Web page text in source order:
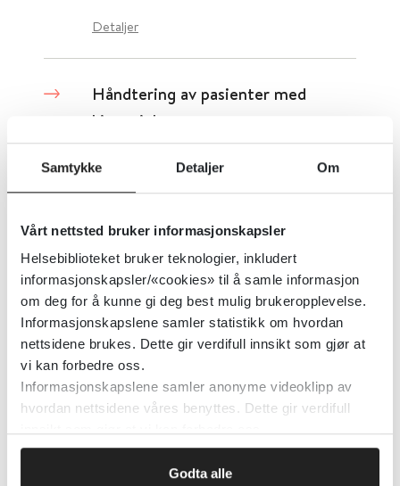
Samtykke Detaljer Om
Vårt nettsted bruker informasjonskapsler
Helsebiblioteket bruker teknologier, inkludert
informasjonskapsler/«cookies» til å samle informasjon
om deg for å kunne gi deg best mulig brukeropplevelse.
Informasjonskapslene samler statistikk om hvordan
nettsidene brukes. Dette gir verdifull innsikt som gjør at
vi kan forbedre oss.
Informasjonskapslene samler anonyme videoklipp av
hvordan nettsidene våres benyttes. Dette gir verdifull
Godta alle
Detaljer
Håndtering av pasienter med
kjønnsinkongruens
2024
Helsefaglig hjelp ved
kjønnsidentetsforhold
Sundhedsstyrelsen (Danmark) 2018
Detaljer
Hjemsendelse av alvorlig psykisk